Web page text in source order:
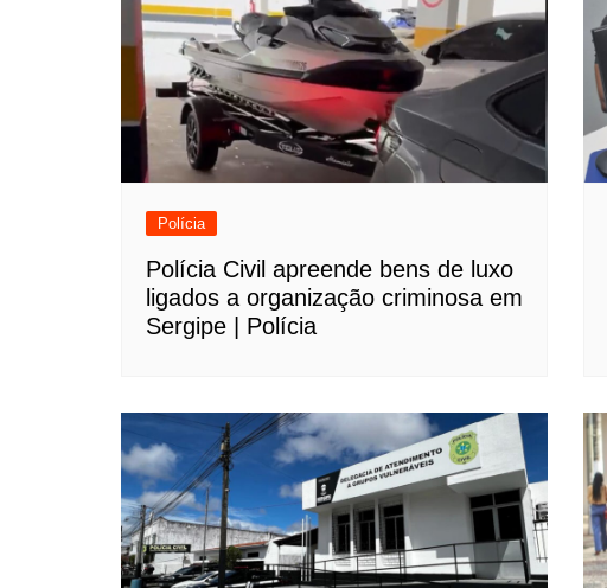
Polícia
Polícia Civil apreende bens de luxo
ligados a organização criminosa em
Sergipe | Polícia